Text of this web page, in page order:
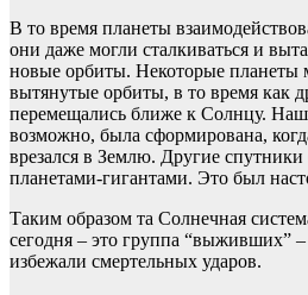
В то время планеты
они даже могли сталкиваться и
новые орбиты. Некоторые планеты
вытянутые орбиты, в то время как
перемещались ближе к Солнцу.
возможно, была сформирована,
врезался в Землю. Другие
планетами-гигантами. Это был
Таким образом та Солнечная
сегодня – это группа “выживших”
избежали смертельных ударов.